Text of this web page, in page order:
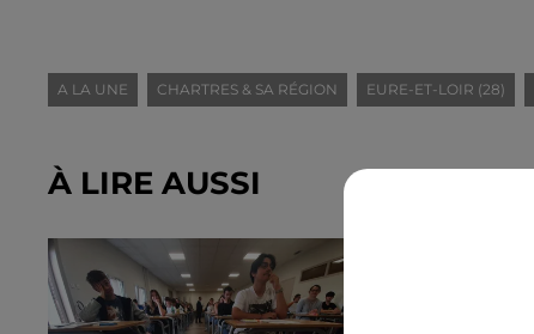
A LA UNE CHARTRES & SA RÉGION EURE-ET-LOIR (28)
À LIRE AUSSI